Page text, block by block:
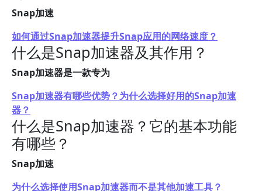
Snap加速
如何通过Snap加速器提升Snap应用的网络速度？
什么是Snap加速器及其作用？
Snap加速器是一款专为
Snap加速器有哪些优势？为什么选择好用的Snap加速
器？
什么是Snap加速器？它的基本功能
有哪些？
Snap加速
为什么选择使用Snap加速器而不是其他加速工具？